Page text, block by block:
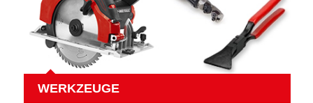
WERKZEUGE